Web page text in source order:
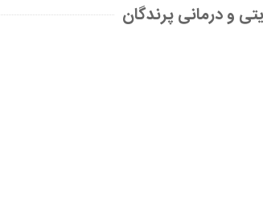
و درمانی پرندگان